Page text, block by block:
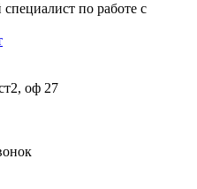
по работе с
оф 27